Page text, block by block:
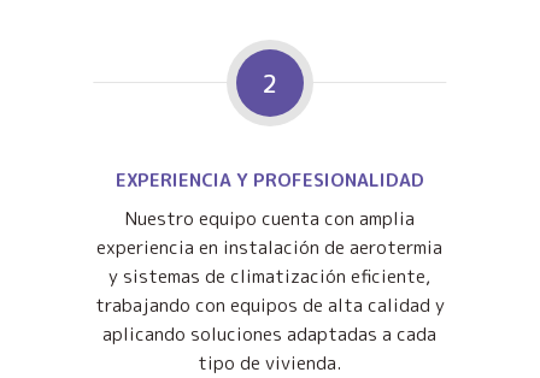
2
EXPERIENCIA Y PROFESIONALIDAD
Nuestro equipo cuenta con amplia
experiencia en instalación de aerotermia
y sistemas de climatización eficiente,
trabajando con equipos de alta calidad y
aplicando soluciones adaptadas a cada
tipo de vivienda.